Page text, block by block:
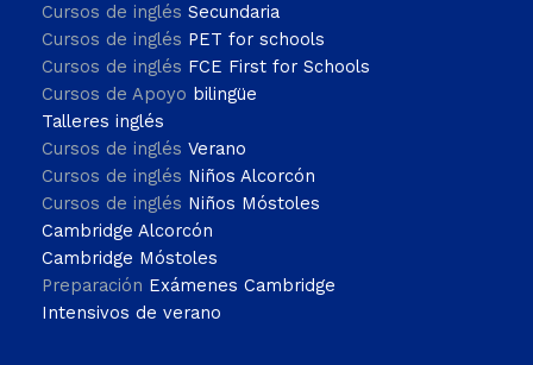
Cursos de inglés Secundaria
Cursos de inglés PET for schools
Cursos de inglés FCE First for Schools
Cursos de Apoyo bilingüe
Talleres inglés
Cursos de inglés Verano
Cursos de inglés Niños Alcorcón
Cursos de inglés Niños Móstoles
Cambridge Alcorcón
Cambridge Móstoles
Preparación Exámenes Cambridge
Intensivos de verano